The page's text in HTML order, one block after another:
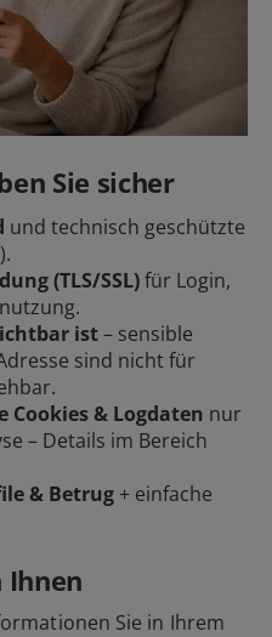
Sie sicher
und technisch geschützte
(TLS/SSL)für Login,
ist– sensible
sind nicht für
Cookies & Logdaten nur
– Details im Bereich
& Betrug + einfache
Ihnen
Sie in Ihrem